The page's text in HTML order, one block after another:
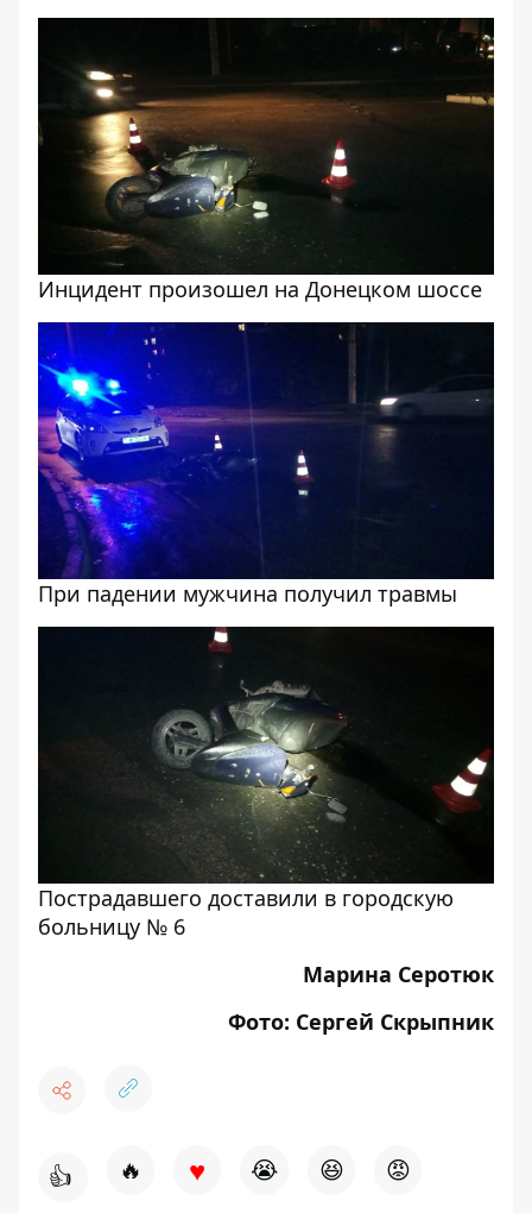
Инцидент произошел на Донецком шоссе
При падении мужчина получил травмы
Пострадавшего доставили в городскую
больницу № 6
Марина Серотюк
Фото: Сергей Скрыпник
👍 🔥 ♥ 😭 😆 😡